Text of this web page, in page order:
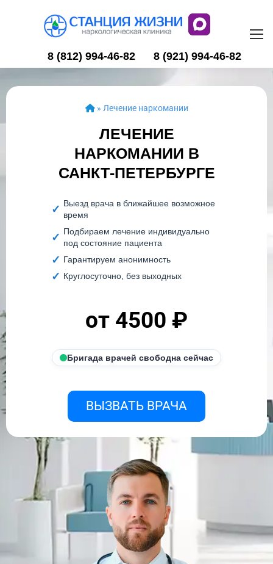
8 (812) 994-46-82 8 (921) 994-46-82
» Лечение наркомании
ЛЕЧЕНИЕ
НАРКОМАНИИ В
САНКТ-ПЕТЕРБУРГЕ
Выезд врача в ближайшее возможное
время
Подбираем лечение индивидуально
под состояние пациента
Гарантируем анонимность
Круглосуточно, без выходных
от 4500 ₽
Бригада врачей свободна сейчас
ВЫЗВАТЬ ВРАЧА